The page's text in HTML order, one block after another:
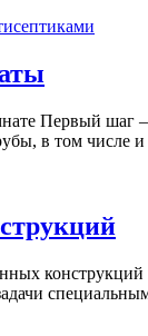
Первый
в том